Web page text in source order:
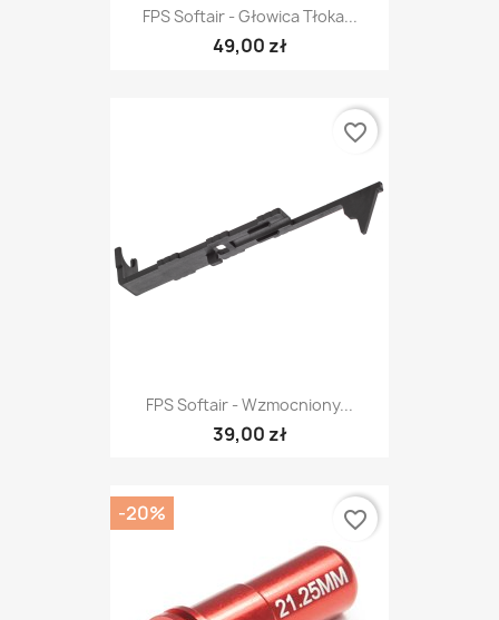
FPS Softair - Głowica Tłoka...
49,00 zł
FPS Softair - Wzmocniony...
39,00 zł
favorite_border
-20% favorite_border